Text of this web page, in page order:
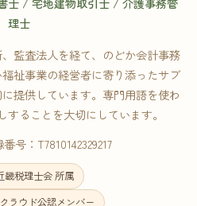
士 / 宅地建物取引士 / 介護事務管
理士
監査法人を経て、のどか会計事務
祉事業の経営者に寄り添ったサブ
提供しています。専門用語を使わ
ることを大切にしています。
号：T7810142329217
畿税理士会 所属
ラウド公認メンバー